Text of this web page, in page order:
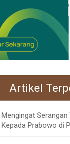
Artikel
Mengingat
Kepada Prabowo di